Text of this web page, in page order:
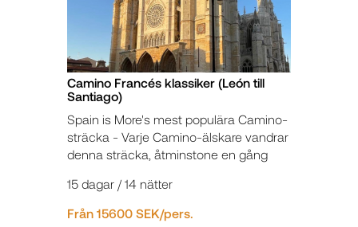
Camino Francés klassiker (León till
Santiago)
Spain is More's mest populära Camino-
sträcka - Varje Camino-älskare vandrar
denna sträcka, åtminstone en gång
15 dagar / 14 nätter
Från 15600 SEK/pers.